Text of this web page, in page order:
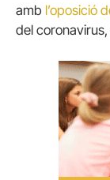
amb l’oposició
del